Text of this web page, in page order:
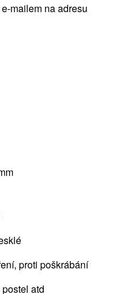
mailem na adresu
proti poškrábání
atd